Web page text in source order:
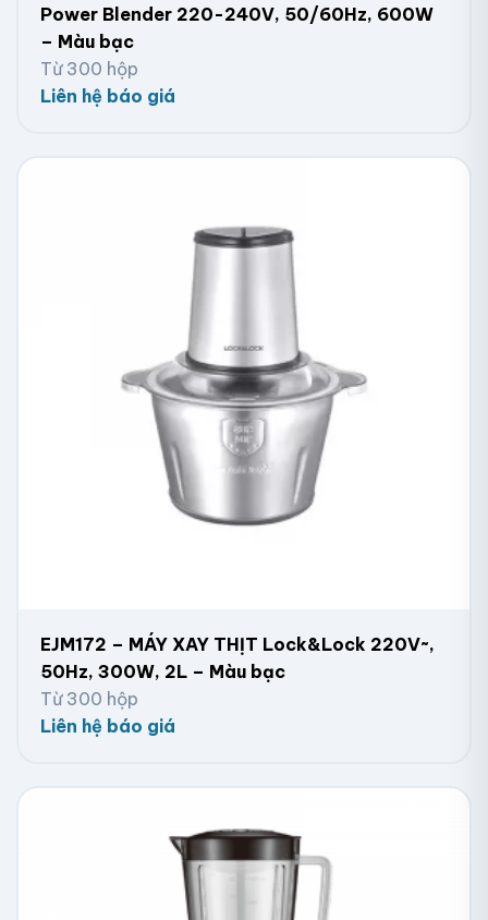
Power Blender 220-240V, 50/60Hz, 600W
– Màu bạc
Từ 300 hộp
Liên hệ báo giá
EJM172 – MÁY XAY THỊT Lock&Lock 220V~,
50Hz, 300W, 2L – Màu bạc
Từ 300 hộp
Liên hệ báo giá